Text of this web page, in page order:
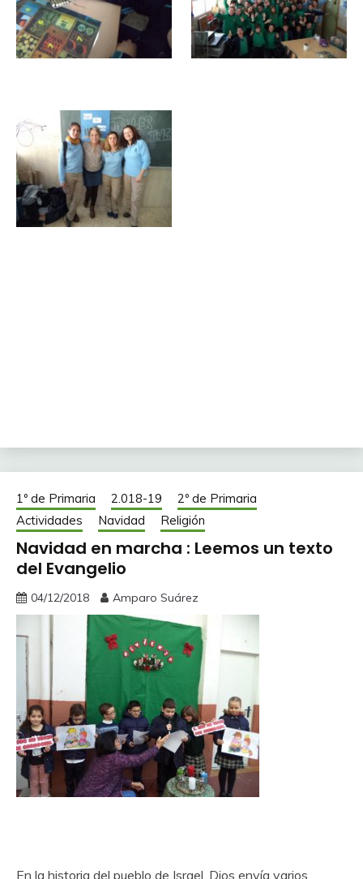
1º de Primaria 2.018-19
2º de Primaria
Actividades
Navidad Religión
Navidad en marcha : Leemos un texto
del Evangelio
04/12/2018 Amparo Suárez
En la historia del pueblo de Israel, Dios envía varios